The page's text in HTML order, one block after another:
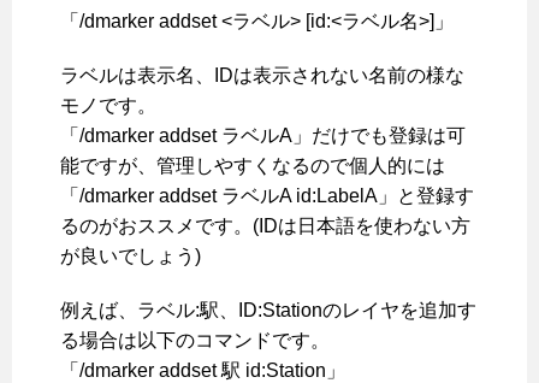
「/dmarker addset <ラベル> [id:<ラベル名>]」
ラベルは表示名、IDは表示されない名前の様な
モノです。
「/dmarker addset ラベルA」だけでも登録は可
能ですが、管理しやすくなるので個人的には
「/dmarker addset ラベルA id:LabelA」と登録す
るのがおススメです。(IDは日本語を使わない方
が良いでしょう)
例えば、ラベル:駅、ID:Stationのレイヤを追加す
る場合は以下のコマンドです。
「/dmarker addset 駅 id:Station」